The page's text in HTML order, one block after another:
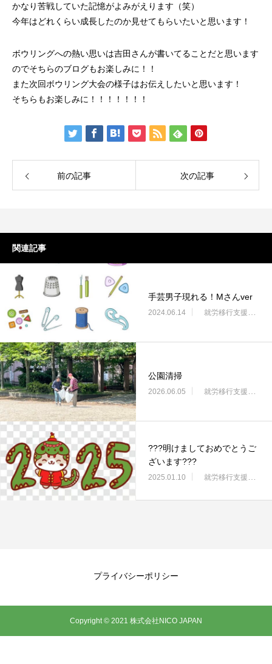
かなり苦戦していた記憶がよみがえります（笑）
今年はどれくらい成長したのか見せてもらいたいと思います！
ボウリングへの熱い思いは吉田さんが書いてることだと思います
のでそちらのブログもお楽しみに！！
また次回ボウリング大会の様子はお伝えしたいと思います！
そちらもお楽しみに！！！！！！！
前の記事 次の記事
関連記事
手芸男子現れる！Mさんver
2024.06.14 就労移行支援・ニコサービス城東センター
公園清掃
2026.06.05 就労移行支援・ニコサービス城東センター
???明けましておめでとうご
ざいます???
2025.01.10 就労移行支援・ニコサービス城東センター
プライバシーポリシー
Copyright © 2021 株式会社NICO JAPAN